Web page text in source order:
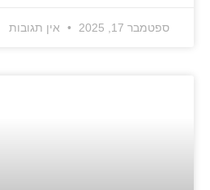
ספטמבר 17, 2025 אין תגובות